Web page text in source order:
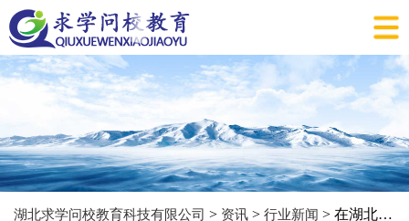
湖北求学问校教育科技有限公司 > 资讯 > 行业新闻 > 在湖北初中/高中学历想拿本科文凭，哪种提升方式拿证最稳？